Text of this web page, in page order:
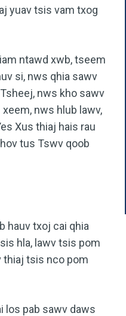
yuav tsis vam txog
ntawd xwb, tseem
si, nws qhia sawv
nws kho sawv
nws hlub lawv,
Xus thiaj hais rau
tus Tswv qoob
hauv txoj cai qhia
hla, lawv tsis pom
thiaj tsis nco pom
los pab sawv daws